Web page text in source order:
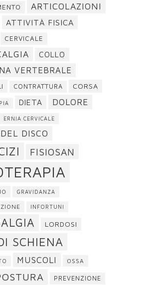
ARTICOLAZIONI
ATTIVITÀ FISICA
CERVICALE
COLLO
VERTEBRALE
CONTRATTURA CORSA
DIETA DOLORE
ERNIA CERVICALE
DISCO
FISIOSAN
GRAVIDANZA
INFORTUNI
LORDOSI
SCHIENA
MUSCOLI OSSA
PREVENZIONE